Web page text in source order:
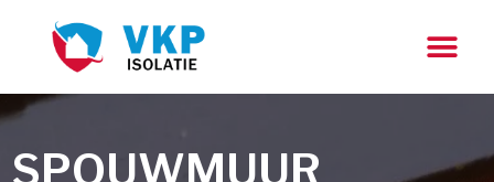
SPOUWMUUR